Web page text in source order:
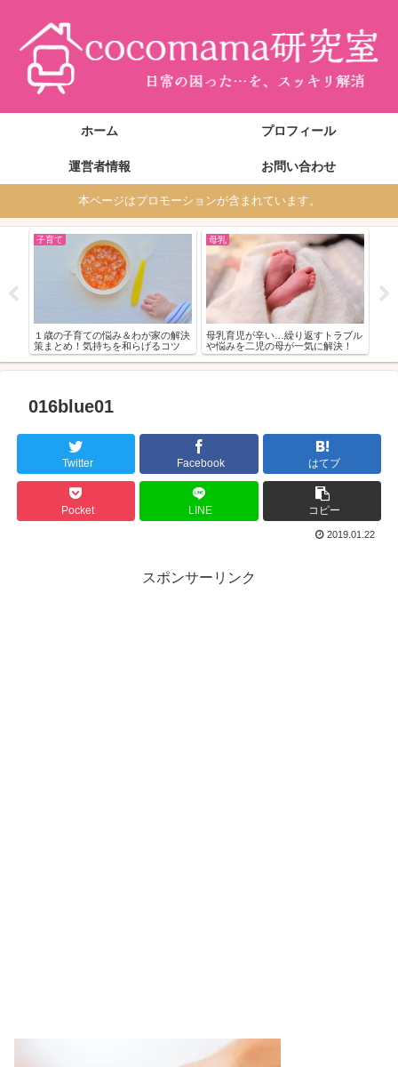
ホーム プロフィール
運営者情報 お問い合わせ
本ページはプロモーションが含まれています。
子育て
１歳の子育ての悩み＆わが家の解決
策まとめ！気持ちを和らげるコツ
母乳
母乳育児が辛い…繰り返すトラブル
や悩みを二児の母が一気に解決！
016blue01
Twitter Facebook はてブ
Pocket LINE コピー
2019.01.22
スポンサーリンク